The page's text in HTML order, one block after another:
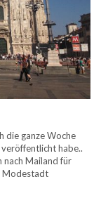
die ganze Woche
habe..
nach Mailand für
Modestadt